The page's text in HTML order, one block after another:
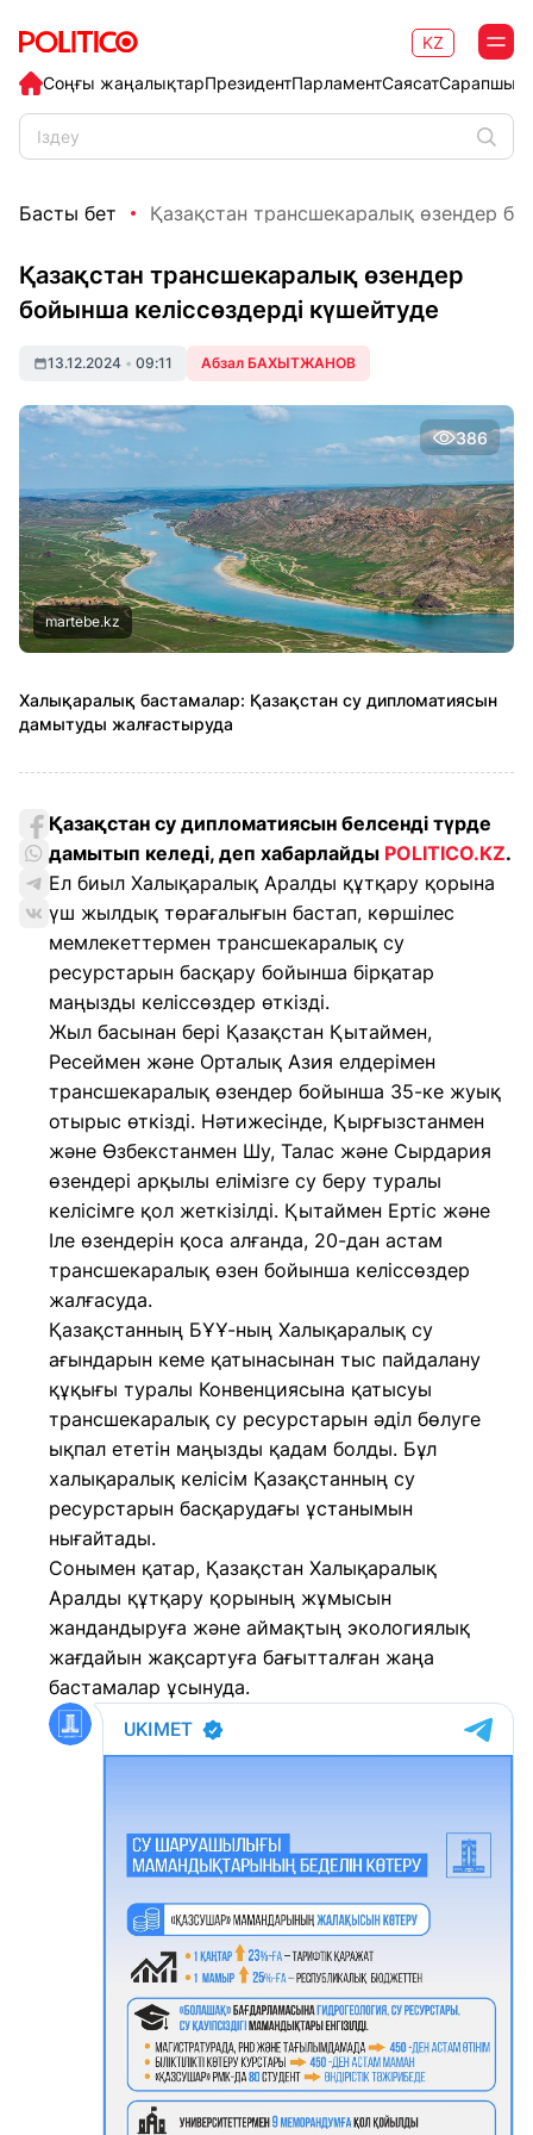
Соңғы жаңалықтарПрезидентПарламентСаясат
KZ
Басты бет Қазақстан трансшекаралық өзендер
Қазақстан трансшекаралық өзендер
бойынша келіссөздерді күшейтуде
13.12.2024 • 09:11 Абзал БАХЫТЖАНОВ
386
martebe.kz
Халықаралық бастамалар: Қазақстан су дипломатиясын
дамытуды жалғастыруда
Қазақстан су дипломатиясын белсенді түрде
дамытып келеді, деп хабарлайды POLITICO.KZ.
Ел биыл Халықаралық Аралды құтқару қорына
үш жылдық төрағалығын бастап, көршілес
мемлекеттермен трансшекаралық су
ресурстарын басқару бойынша бірқатар
маңызды келіссөздер өткізді.
Жыл басынан бері Қазақстан Қытаймен,
Ресеймен және Орталық Азия елдерімен
трансшекаралық өзендер бойынша 35-ке жуық
отырыс өткізді. Нәтижесінде, Қырғызстанмен
және Өзбекстанмен Шу, Талас және Сырдария
өзендері арқылы елімізге су беру туралы
келісімге қол жеткізілді. Қытаймен Ертіс және
Іле өзендерін қоса алғанда, 20-дан астам
трансшекаралық өзен бойынша келіссөздер
жалғасуда.
Қазақстанның БҰҰ-ның Халықаралық су
ағындарын кеме қатынасынан тыс пайдалану
құқығы туралы Конвенциясына қатысуы
трансшекаралық су ресурстарын әділ бөлуге
ықпал ететін маңызды қадам болды. Бұл
халықаралық келісім Қазақстанның су
ресурстарын басқарудағы ұстанымын
нығайтады.
Сонымен қатар, Қазақстан Халықаралық
Аралды құтқару қорының жұмысын
жандандыруға және аймақтың экологиялық
жағдайын жақсартуға бағытталған жаңа
бастамалар ұсынуда.